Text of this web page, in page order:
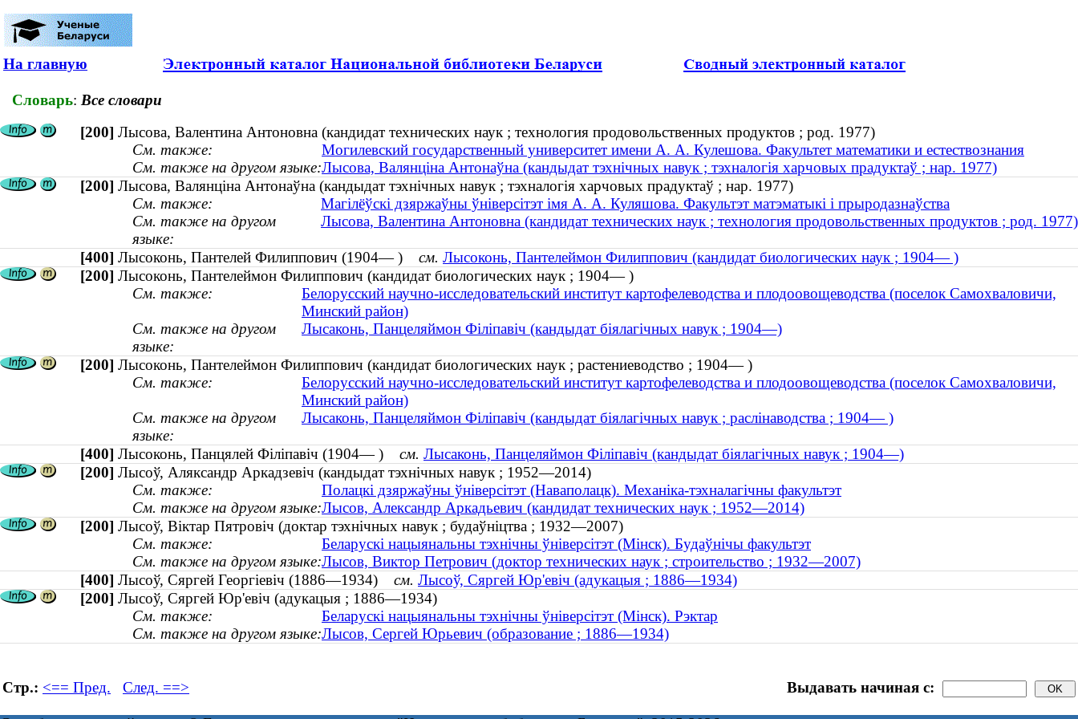
На главную
Словарь: Все словари
[200] Лысова, Валентина Антоновна (кандидат технических наук ; технология продовольственных продуктов ; род. 1977)
См. также:
Могилевский государственный университет имени А. А. Кулешова. Факультет математики и естествознания
См. также на другом языке:Лысова, Валянціна Антонаўна (кандыдат тэхнічных навук ; тэхналогія харчовых прадуктаў ; нар. 1977)
[200] Лысова, Валянціна Антонаўна (кандыдат тэхнічных навук ; тэхналогія харчовых прадуктаў ; нар. 1977)
См. также:
Магілёўскі дзяржаўны ўніверсітэт імя А. А. Куляшова. Факультэт матэматыкі і прыродазнаўства
См. также на другом
языке:
Лысова, Валентина Антоновна (кандидат технических наук ; технология продовольственных продуктов ; род. 1977)
[400] Лысоконь, Пантелей Филиппович (1904— ) см. Лысоконь, Пантелеймон Филиппович (кандидат биологических наук ; 1904— )
[200] Лысоконь, Пантелеймон Филиппович (кандидат биологических наук ; 1904— )
См. также:
Белорусский научно-исследовательский институт картофелеводства и плодоовощеводства (поселок Самохваловичи,
Минский район)
См. также на другом
языке:
Лысаконь, Панцеляймон Філіпавіч (кандыдат біялагічных навук ; 1904—)
[200] Лысоконь, Пантелеймон Филиппович (кандидат биологических наук ; растениеводство ; 1904— )
См. также:
Белорусский научно-исследовательский институт картофелеводства и плодоовощеводства (поселок Самохваловичи,
Минский район)
См. также на другом
языке:
Лысаконь, Панцеляймон Філіпавіч (кандыдат біялагічных навук ; раслінаводства ; 1904— )
[400] Лысоконь, Панцялей Філіпавіч (1904— ) см. Лысаконь, Панцеляймон Філіпавіч (кандыдат біялагічных навук ; 1904—)
[200] Лысоў, Аляксандр Аркадзевіч (кандыдат тэхнічных навук ; 1952—2014)
См. также:
Полацкі дзяржаўны ўніверсітэт (Наваполацк). Механіка-тэхналагічны факультэт
См. также на другом языке:Лысов, Александр Аркадьевич (кандидат технических наук ; 1952—2014)
[200] Лысоў, Віктар Пятровіч (доктар тэхнічных навук ; будаўніцтва ; 1932—2007)
См. также:
Беларускі нацыянальны тэхнічны ўніверсітэт (Мінск). Будаўнічы факультэт
См. также на другом языке:Лысов, Виктор Петрович (доктор технических наук ; строительство ; 1932—2007)
[400] Лысоў, Сяргей Георгіевіч (1886—1934) см. Лысоў, Сяргей Юр'евіч (адукацыя ; 1886—1934)
[200] Лысоў, Сяргей Юр'евіч (адукацыя ; 1886—1934)
См. также:
Беларускі нацыянальны тэхнічны ўніверсітэт (Мінск). Рэктар
См. также на другом языке:Лысов, Сергей Юрьевич (образование ; 1886—1934)
Стр.: <== Пред. След. ==> Выдавать начиная с: